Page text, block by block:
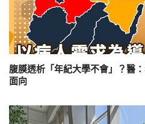
腹膜透析「年紀大學不會」？醫
面向